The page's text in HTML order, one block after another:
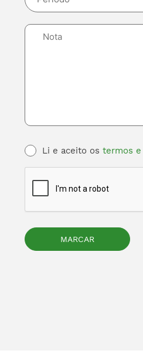
Li e aceito ostermos